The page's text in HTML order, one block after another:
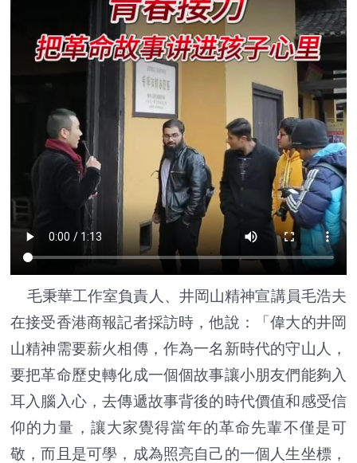
毛秉華工作室負責人、井岡山精神宣講員毛浩夫
在接受香港商報記者採訪時，他說：「偉大的井岡
山精神需要薪火相傳，作為一名新時代的守山人，
要把革命歷史轉化成一個個故事讓小朋友們能夠入
耳入腦入心，去傳遞故事背後的時代價值和感受信
仰的力量，讓大家覺得當年的革命先輩不僅是可
敬，而且是可學，成為照亮自己的一個人生坐標，